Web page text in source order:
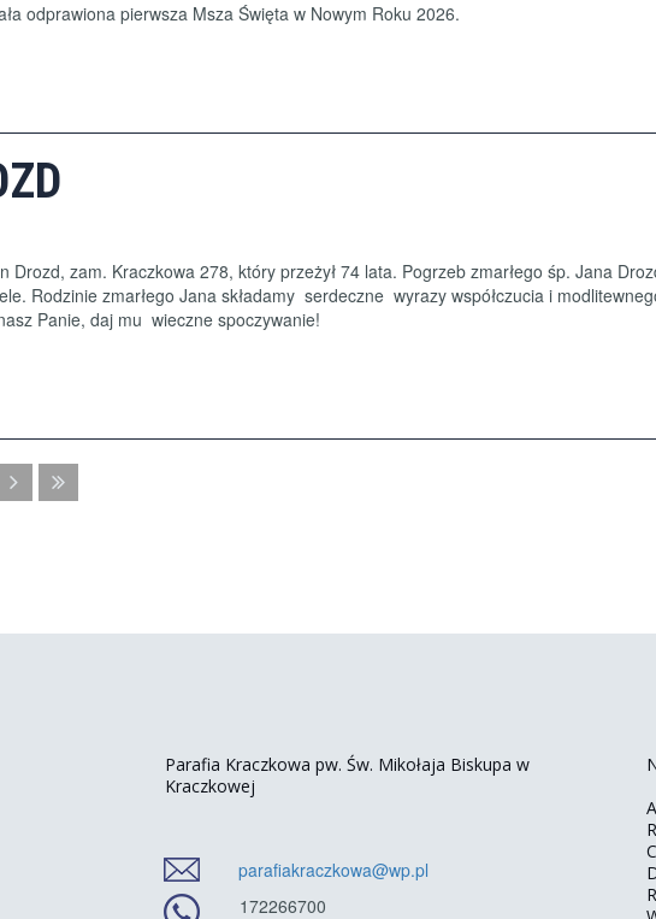
odprawiona pierwsza Msza Święta w Nowym Roku 2026.
Drozd, zam. Kraczkowa 278, który przeżył 74 lata. Pogrzeb zmarłego śp. Jana
Rodzinie zmarłego Jana składamy serdeczne wyrazy współczucia i
Panie, daj mu wieczne spoczywanie!
Parafia Kraczkowa pw. Św. Mikołaja Biskupa w
Kraczkowej
parafiakraczkowa@wp.pl
172266700